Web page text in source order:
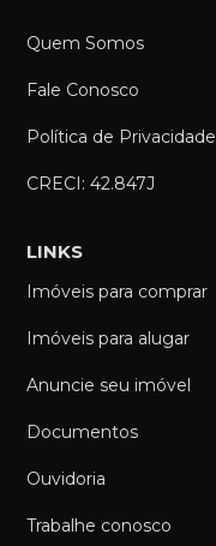
Quem Somos
Fale Conosco
Política de Privacidade
CRECI: 42.847J
LINKS
Imóveis para comprar
Imóveis para alugar
Anuncie seu imóvel
Documentos
Ouvidoria
Trabalhe conosco